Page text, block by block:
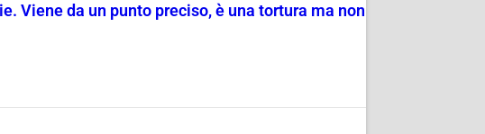
Viene da un punto preciso, è una tortura ma non